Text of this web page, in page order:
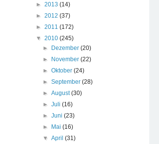
► 2013 (14)
► 2012 (37)
► 2011 (172)
▼ 2010 (245)
►
Dezember(20)
►
November(22)
►Oktober(24)
►September(28)
►August(30)
►Juli(16)
►Juni(23)
►
Mai(16)
▼April(31)